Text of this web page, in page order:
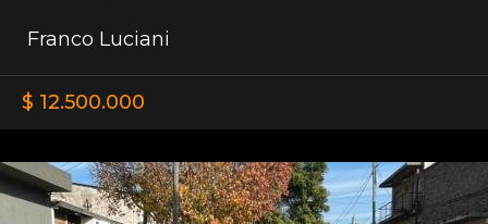
Franco Luciani
$ 12.500.000